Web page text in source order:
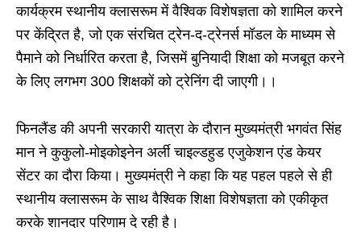
कार्यक्रम स्थानीय क्लासरूम में वैश्विक विशेषज्ञता को शामिल करने
पर केंद्रित है, जो एक संरचित ट्रेन-द-ट्रेनर्स मॉडल के माध्यम से
पैमाने को निर्धारित करता है, जिसमें बुनियादी शिक्षा को मजबूत करने
के लिए लगभग 300 शिक्षकों को ट्रेनिंग दी जाएगी।।
फिनलैंड की अपनी सरकारी यात्रा के दौरान मुख्यमंत्री भगवंत सिंह
मान ने कुकुलो-मोइकोइनेन अर्ली चाइल्डहुड एजुकेशन एंड केयर
सेंटर का दौरा किया। मुख्यमंत्री ने कहा कि यह पहल पहले से ही
स्थानीय क्लासरूम के साथ वैश्विक शिक्षा विशेषज्ञता को एकीकृत
करके शानदार परिणाम दे रही है।